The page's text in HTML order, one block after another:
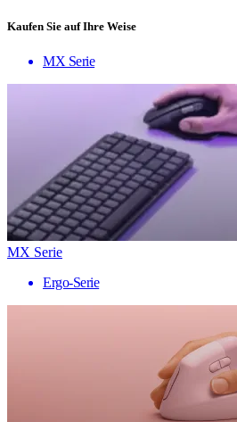
Kaufen Sie auf Ihre Weise
MX Serie
MX Serie
Ergo-Serie